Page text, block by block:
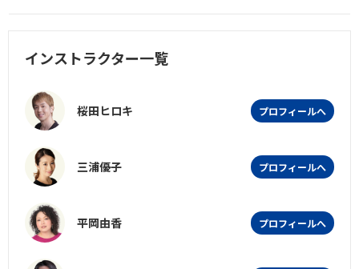
インストラクター一覧
桜田ヒロキ プロフィールへ
三浦優子 プロフィールへ
平岡由香 プロフィールへ